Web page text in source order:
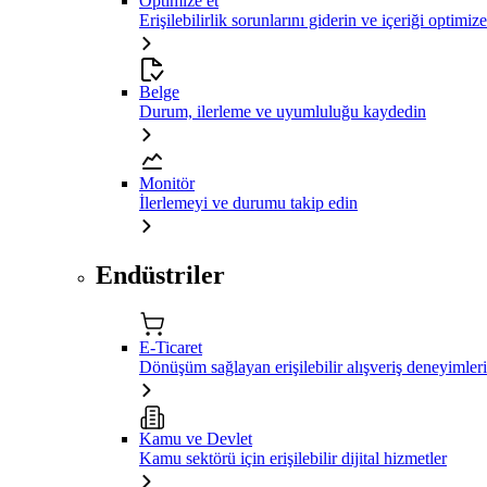
Erişilebilirlik sorunlarını giderin ve içeriği
Belge
Durum, ilerleme ve uyumluluğu kaydedin
Monitör
İlerlemeyi ve durumu takip edin
Endüstriler
E-Ticaret
Dönüşüm sağlayan erişilebilir alışveriş deneyimleri
Kamu ve Devlet
Kamu sektörü için erişilebilir dijital hizmetler